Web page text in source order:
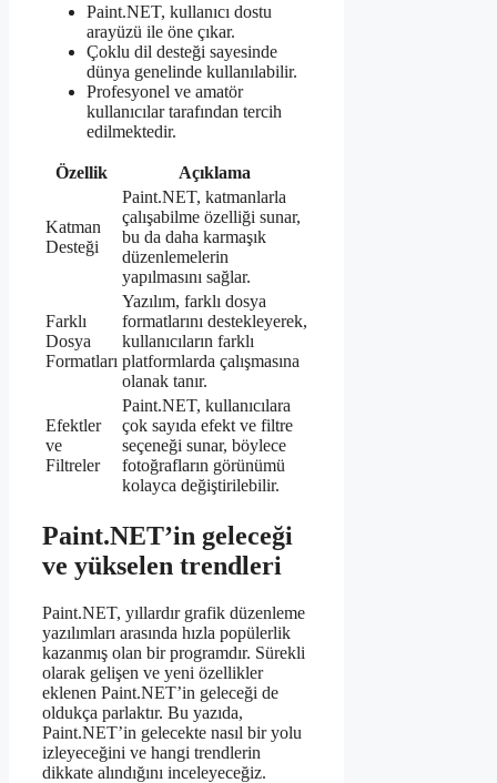
Paint.NET, kullanıcı dostu
arayüzü ile öne çıkar.
Çoklu dil desteği sayesinde
dünya genelinde kullanılabilir.
Profesyonel ve amatör
kullanıcılar tarafından tercih
edilmektedir.
Özellik Açıklama
Katman
Desteği
Paint.NET, katmanlarla
çalışabilme özelliği sunar,
bu da daha karmaşık
düzenlemelerin
yapılmasını sağlar.
Farklı
Dosya
Formatları
Yazılım, farklı dosya
formatlarını destekleyerek,
kullanıcıların farklı
platformlarda çalışmasına
olanak tanır.
Efektler
ve
Filtreler
Paint.NET, kullanıcılara
çok sayıda efekt ve filtre
seçeneği sunar, böylece
fotoğrafların görünümü
kolayca değiştirilebilir.
Paint.NET’in geleceği
ve yükselen trendleri
Paint.NET, yıllardır grafik düzenleme
yazılımları arasında hızla popülerlik
kazanmış olan bir programdır. Sürekli
olarak gelişen ve yeni özellikler
eklenen Paint.NET’in geleceği de
oldukça parlaktır. Bu yazıda,
Paint.NET’in gelecekte nasıl bir yolu
izleyeceğini ve hangi trendlerin
dikkate alındığını inceleyeceğiz.